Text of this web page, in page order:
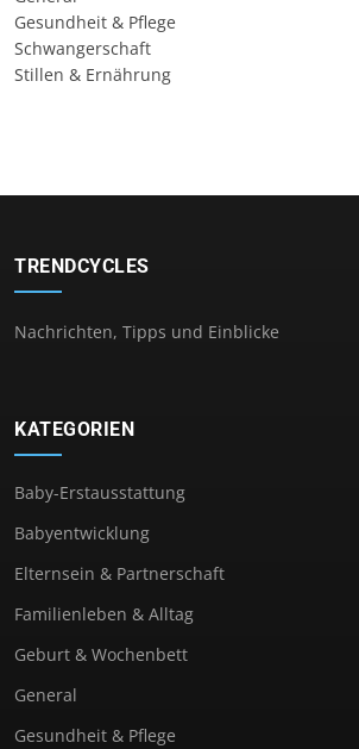
Gesundheit & Pflege
Schwangerschaft
Stillen & Ernährung
TRENDCYCLES
Nachrichten, Tipps und Einblicke
KATEGORIEN
Baby-Erstausstattung
Babyentwicklung
Elternsein & Partnerschaft
Familienleben & Alltag
Geburt & Wochenbett
General
Gesundheit & Pflege